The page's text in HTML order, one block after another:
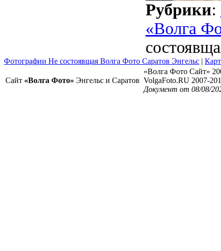
Рубрики:
«Волга
Фотографии Не состоявщая Волга Фото Саратов Энгельс |
Сайт «Волга Фото» Энгельс и Саратов
«Волга Фото Сайт»
VolgaFoto.RU 2007-
Документ от 08/08/